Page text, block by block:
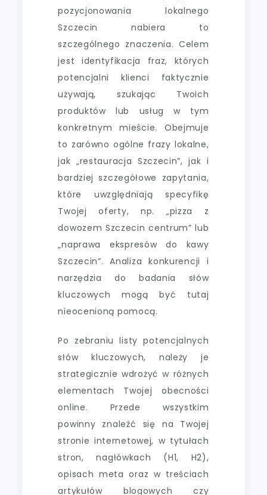
pozycjonowania lokalnego
Szczecin nabiera to
szczególnego znaczenia. Celem
jest identyfikacja fraz, których
potencjalni klienci faktycznie
używają, szukając Twoich
produktów lub usług w tym
konkretnym mieście. Obejmuje
to zarówno ogólne frazy lokalne,
jak „restauracja Szczecin”, jak i
bardziej szczegółowe zapytania,
które uwzględniają specyfikę
Twojej oferty, np. „pizza z
dowozem Szczecin centrum” lub
„naprawa ekspresów do kawy
Szczecin”. Analiza konkurencji i
narzędzia do badania słów
kluczowych mogą być tutaj
nieocenioną pomocą.
Po zebraniu listy potencjalnych
słów kluczowych, należy je
strategicznie wdrożyć w różnych
elementach Twojej obecności
online. Przede wszystkim
powinny znaleźć się na Twojej
stronie internetowej, w tytułach
stron, nagłówkach (H1, H2),
opisach meta oraz w treściach
artykułów blogowych czy